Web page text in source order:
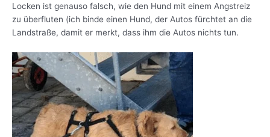
Locken ist genauso falsch, wie den Hund mit einem Angstreiz
zu überfluten (ich binde einen Hund, der Autos fürchtet an die
Landstraße, damit er merkt, dass ihm die Autos nichts tun.